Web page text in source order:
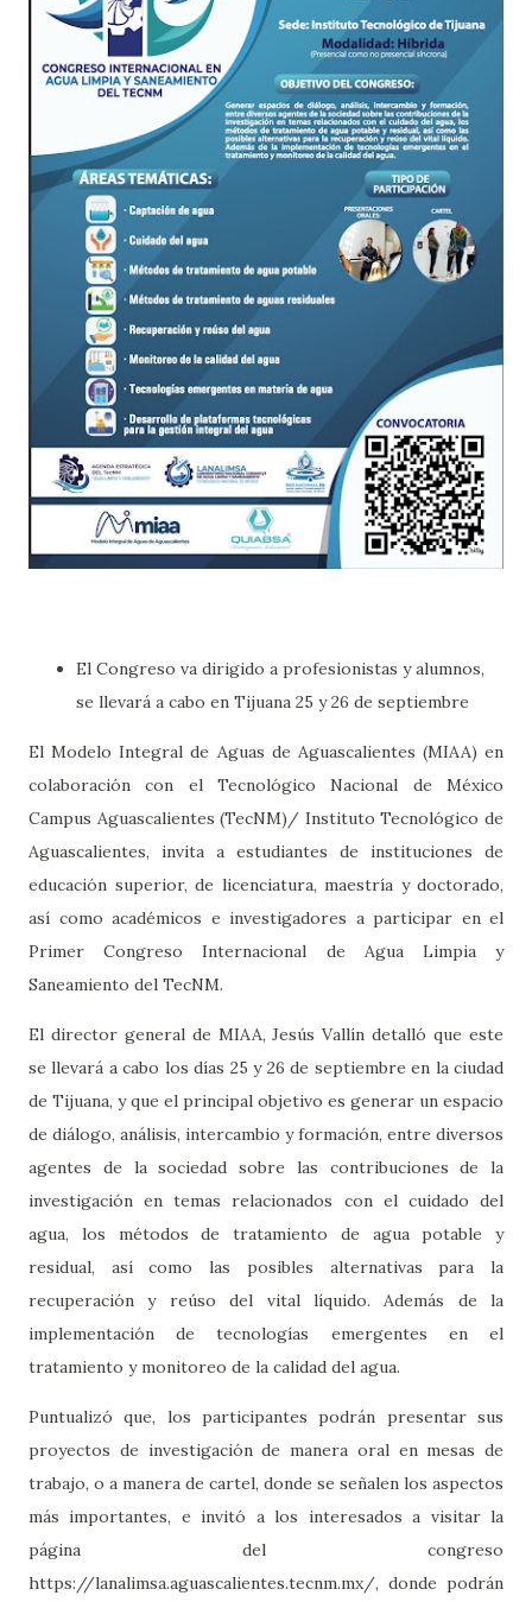
El Congreso va dirigido a profesionistas y alumnos,
se llevará a cabo en Tijuana 25 y 26 de septiembre
El Modelo Integral de Aguas de Aguascalientes (MIAA) en
colaboración con el Tecnológico Nacional de México
Campus Aguascalientes (TecNM)/ Instituto Tecnológico de
Aguascalientes, invita a estudiantes de instituciones de
educación superior, de licenciatura, maestría y doctorado,
así como académicos e investigadores a participar en el
Primer Congreso Internacional de Agua Limpia y
Saneamiento del TecNM.
El director general de MIAA, Jesús Vallín detalló que este
se llevará a cabo los días 25 y 26 de septiembre en la ciudad
de Tijuana, y que el principal objetivo es generar un espacio
de diálogo, análisis, intercambio y formación, entre diversos
agentes de la sociedad sobre las contribuciones de la
investigación en temas relacionados con el cuidado del
agua, los métodos de tratamiento de agua potable y
residual, así como las posibles alternativas para la
recuperación y reúso del vital líquido. Además de la
implementación de tecnologías emergentes en el
tratamiento y monitoreo de la calidad del agua.
Puntualizó que, los participantes podrán presentar sus
proyectos de investigación de manera oral en mesas de
trabajo, o a manera de cartel, donde se señalen los aspectos
más importantes, e invitó a los interesados a visitar la
página del congreso
https://lanalimsa.aguascalientes.tecnm.mx/, donde podrán